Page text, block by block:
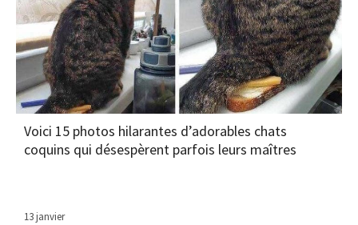
Voici 15 photos hilarantes d’adorables chats
coquins qui désespèrent parfois leurs maîtres
13 janvier